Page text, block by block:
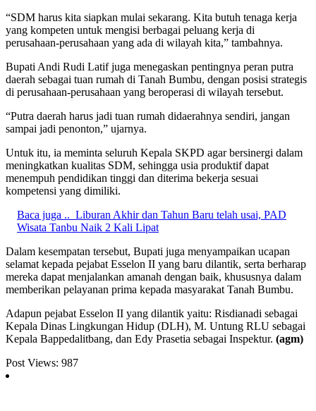
“SDM harus kita siapkan mulai sekarang. Kita butuh tenaga kerja
yang kompeten untuk mengisi berbagai peluang kerja di
perusahaan-perusahaan yang ada di wilayah kita,” tambahnya.
Bupati Andi Rudi Latif juga menegaskan pentingnya peran putra
daerah sebagai tuan rumah di Tanah Bumbu, dengan posisi strategis
di perusahaan-perusahaan yang beroperasi di wilayah tersebut.
“Putra daerah harus jadi tuan rumah didaerahnya sendiri, jangan
sampai jadi penonton,” ujarnya.
Untuk itu, ia meminta seluruh Kepala SKPD agar bersinergi dalam
meningkatkan kualitas SDM, sehingga usia produktif dapat
menempuh pendidikan tinggi dan diterima bekerja sesuai
kompetensi yang dimiliki.
Baca juga .. Liburan Akhir dan Tahun Baru telah usai, PAD
Wisata Tanbu Naik 2 Kali Lipat
Dalam kesempatan tersebut, Bupati juga menyampaikan ucapan
selamat kepada pejabat Esselon II yang baru dilantik, serta berharap
mereka dapat menjalankan amanah dengan baik, khususnya dalam
memberikan pelayanan prima kepada masyarakat Tanah Bumbu.
Adapun pejabat Esselon II yang dilantik yaitu: Risdianadi sebagai
Kepala Dinas Lingkungan Hidup (DLH), M. Untung RLU sebagai
Kepala Bappedalitbang, dan Edy Prasetia sebagai Inspektur. (agm)
Post Views: 987